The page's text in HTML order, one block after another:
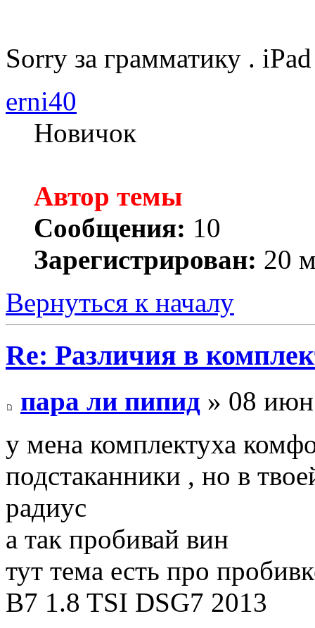
Sorry за грамматику .
erni40
Новичок
Автор темы
Сообщения: 10
Зарегистрирован: 20
Вернуться к началу
Re: Различия в
пара ли пипид » 08
у мена комплектуха
подстаканники , но в
радиус
а так пробивай вин
тут тема есть про
B7 1.8 TSI DSG7 2013